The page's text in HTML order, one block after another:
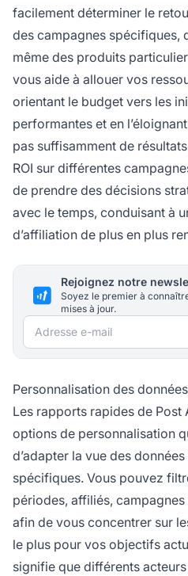
facilement déterminer le
des campagnes spécifiques,
même des produits
vous aide à allouer vos
orientant le budget vers les
performantes et en
pas suffisamment de
ROI sur différentes
de prendre des décisions
avec le temps, conduisant à
d’affiliation de plus en plus
Rejoignez notre
Soyez le premier à
mises à jour.
Adresse e-mail
Personnalisation des
Les rapports rapides de
options de personnalisation
d’adapter la vue des
spécifiques. Vous pouvez
périodes, affiliés,
afin de vous concentrer sur
le plus pour vos objectifs
signifie que différents